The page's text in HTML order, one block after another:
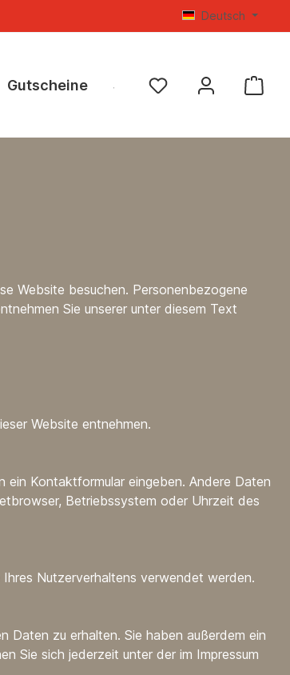
Deutsch
Gutscheine SALE %
Website besuchen. Personenbezogene
Sie unserer unter diesem Text
Website entnehmen.
ein Kontaktformular eingeben. Andere Daten
Betriebssystem oder Uhrzeit des
Nutzerverhaltens verwendet werden.
Daten zu erhalten. Sie haben außerdem ein
Sie sich jederzeit unter der im Impressum